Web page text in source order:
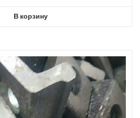
В корзину